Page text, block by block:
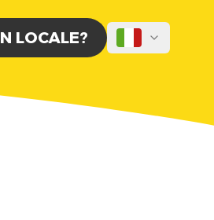
LOCALE?